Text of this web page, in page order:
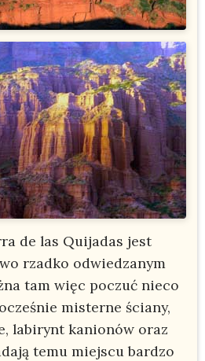
de las Quijadas jest
rzadko odwiedzanym
tam więc poczuć nieco
misterne ściany,
labirynt kanionów oraz
temu miejscu bardzo